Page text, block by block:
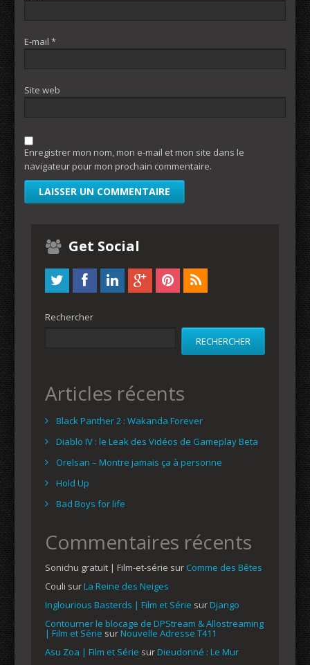
E-mail *
Site web
Enregistrer mon nom, mon e-mail et mon site dans le
navigateur pour mon prochain commentaire.
Get Social
Rechercher
RECHERCHER
Articles récents
Black Panther 2 : Wakanda Forever
Diablo IV : le Leak des Vidéos de Gameplay Beta
Orelsan – Montre jamais ça à personne
Hold Up
Bad Boys for life
Commentaires récents
Sonichu gratuit | Film-et-série sur Comme des Bêtes
Couli surLa Reine des Neiges
Inglourious Basterds | Film et Série surDjango
Contourner le blocage de DPStream & Allostreaming
| Film et Série surNouvelle Adresse T411
Asu Zoa | Film et Série surDieudonné : Le Mur